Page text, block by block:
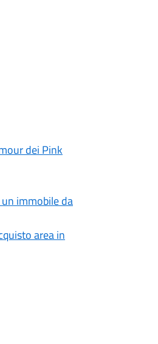
dei Pink
immobile da
area in